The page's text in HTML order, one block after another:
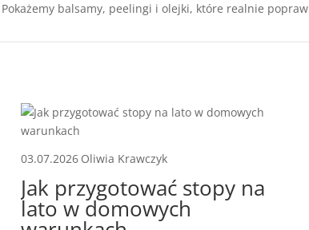
balsamy, peelingi i olejki, które realnie
03.07.2026 Oliwia Krawczyk
Jak przygotować stopy na
lato w domowych